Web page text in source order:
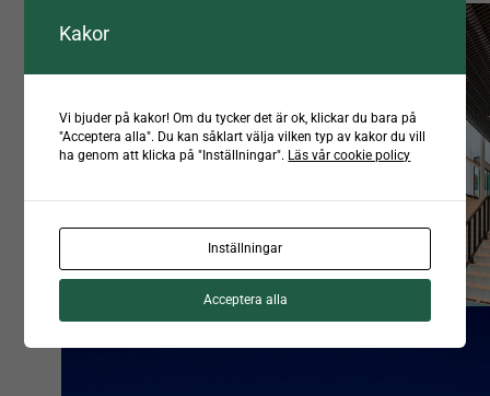
Kakor
Vi bjuder på kakor! Om du tycker det är ok, klickar du bara på
"Acceptera alla". Du kan såklart välja vilken typ av kakor du vill
ha genom att klicka på "Inställningar". Läs vår cookie policy
Inställningar
Acceptera alla